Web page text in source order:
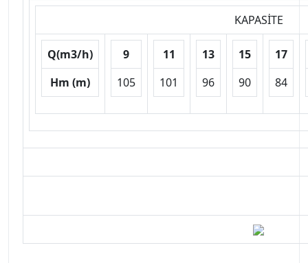
KAPASİTE
Q(m3/h)
Hm (m)
9
105
11
101
13
96
15
90
17
84